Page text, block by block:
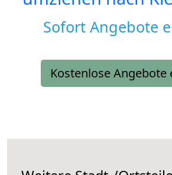
Sofort Angebote
Kostenlose Angebote